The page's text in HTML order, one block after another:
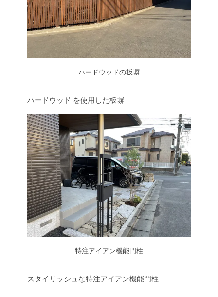
ハードウッドの板塀
ハードウッド を使用した板塀
特注アイアン機能門柱
スタイリッシュな特注アイアン機能門柱